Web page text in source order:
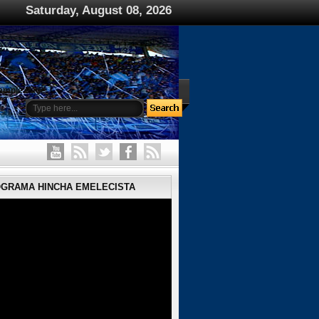
Saturday, August 08, 2026
Page
HINCHA EMELECISTA